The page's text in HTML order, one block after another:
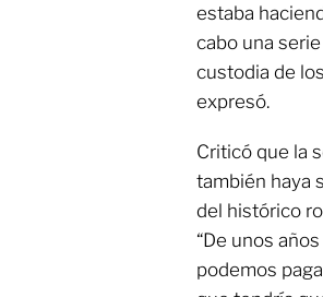
estaba
cabo una
custodia de
expresó.
Criticó que la
también haya
del histórico
“De unos
podemos